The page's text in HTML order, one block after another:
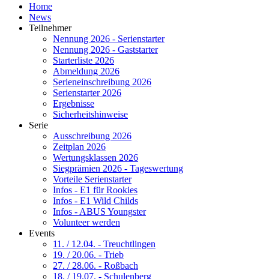
Home
News
Teilnehmer
Nennung 2026 - Serienstarter
Nennung 2026 - Gaststarter
Starterliste 2026
Abmeldung 2026
Serieneinschreibung 2026
Serienstarter 2026
Ergebnisse
Sicherheitshinweise
Serie
Ausschreibung 2026
Zeitplan 2026
Wertungsklassen 2026
Siegprämien 2026 - Tageswertung
Vorteile Serienstarter
Infos - E1 für Rookies
Infos - E1 Wild Childs
Infos - ABUS Youngster
Volunteer werden
Events
11. / 12.04. - Treuchtlingen
19. / 20.06. - Trieb
27. / 28.06. - Roßbach
18. / 19.07. - Schulenberg